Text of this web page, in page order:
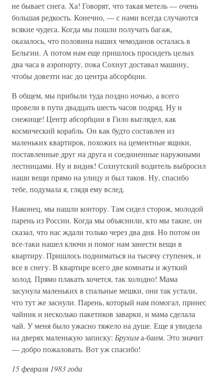
не бывает снега. Ха! Говорят, что такая метель — очень
большая редкость. Конечно, — с нами всегда случаются
всякие чудеса. Когда мы пошли получать багаж,
оказалось, что половина наших чемоданов осталась в
Бельгии. А потом нам еще пришлось просидеть целых
два часа в аэропорту, пока Сохнут доставал машину,
чтобы довезти нас до центра абсорбции.
В общем, мы прибыли туда поздно ночью, а всего
провели в пути двадцать шесть часов подряд. Ну и
снежище! Центр абсорбции в Гило выглядел, как
космический корабль. Он как будто составлен из
маленьких квартирок, похожих на цементные ящики,
поставленные друг на друга и соединенные наружными
лестницами. Ну и видик! Сохнутский водитель выбросил
наши вещи прямо на улицу и был таков. Ну, спасибо
тебе, подумала я, глядя ему вслед.
Наконец, мы нашли контору. Там сидел сторож, молодой
парень из России. Когда мы объяснили, кто мы такие, он
сказал, что нас ждали только через два дня. Но потом он
все-таки нашел ключи и помог нам занести вещи в
квартиру. Пришлось подниматься на тысячу ступенек, и
все в снегу. В квартире всего две комнаты и жуткий
холод. Прямо плакать хочется, так холодно! Мама
засунула маленьких в спальные мешки, они так устали,
что тут же заснули. Парень, который нам помогал, принес
чайник и несколько пакетиков заварки, и мама сделала
чай. У меня было ужасно тяжело на душе. Еще я увидела
на дверях маленькую записку: Брухима-баим. Это значит
— добро пожаловать. Вот уж спасибо!
15 февраля 1983 года